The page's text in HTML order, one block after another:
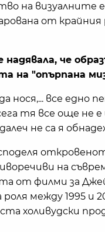
на визуалните
от
надявала, че
на "опърпана
все едно
тя все още не
не са я
на
от филми за
между 1995 и
холивудски